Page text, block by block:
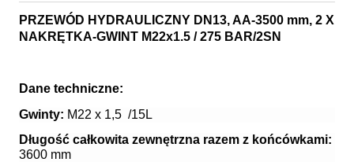
PRZEWÓD HYDRAULICZNY DN13, AA-3500 mm, 2 X
NAKRĘTKA-GWINT M22x1.5 / 275 BAR/2SN
Dane techniczne:
Gwinty: M22 x 1,5 /15L
Długość całkowita zewnętrzna razem z końcówkami:
3600 mm